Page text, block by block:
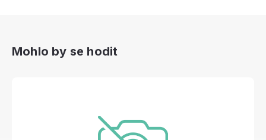
Mohlo by se hodit